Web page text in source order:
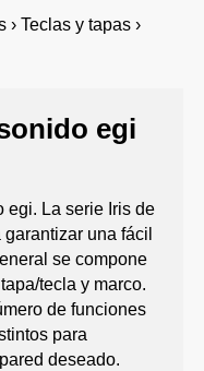
› Teclas y tapas ›
egi
egi. La serie Iris de
una fácil
se compone
tecla y marco.
de funciones
para
deseado.